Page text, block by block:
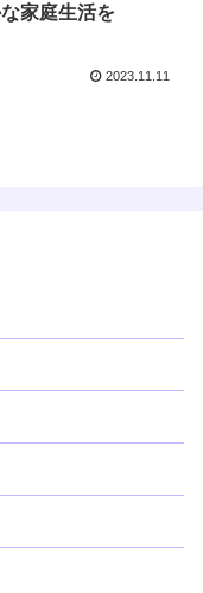
家庭生活を
2023.11.11